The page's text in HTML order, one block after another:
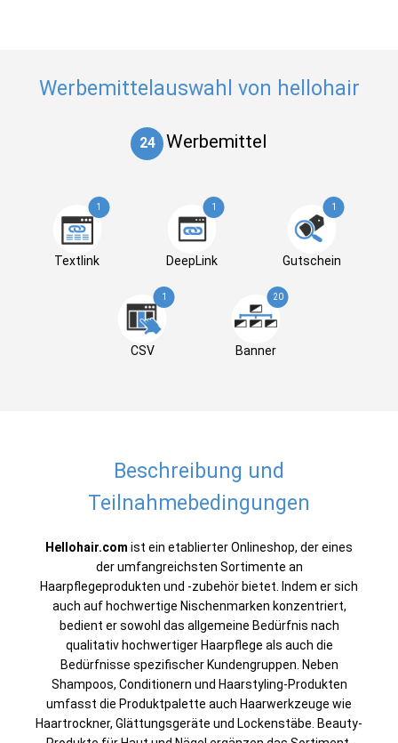
Werbemittelauswahl von hellohair
24 Werbemittel
1
Textlink
1
DeepLink
1
Gutschein
1
CSV
20
Banner
Beschreibung und
Teilnahmebedingungen
Hellohair.com ist ein etablierter Onlineshop, der eines
der umfangreichsten Sortimente an
Haarpflegeprodukten und -zubehör bietet. Indem er sich
auch auf hochwertige Nischenmarken konzentriert,
bedient er sowohl das allgemeine Bedürfnis nach
qualitativ hochwertiger Haarpflege als auch die
Bedürfnisse spezifischer Kundengruppen. Neben
Shampoos, Conditionern und Haarstyling-Produkten
umfasst die Produktpalette auch Haarwerkzeuge wie
Haartrockner, Glättungsgeräte und Lockenstäbe. Beauty-